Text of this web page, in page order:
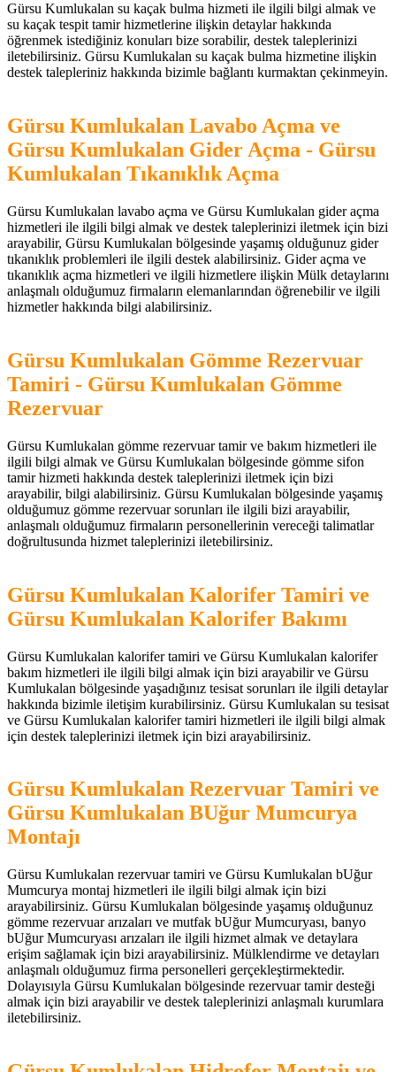
Gürsu Kumlukalan su kaçak bulma hizmeti ile ilgili bilgi almak ve
su kaçak tespit tamir hizmetlerine ilişkin detaylar hakkında
öğrenmek istediğiniz konuları bize sorabilir, destek taleplerinizi
iletebilirsiniz. Gürsu Kumlukalan su kaçak bulma hizmetine ilişkin
destek talepleriniz hakkında bizimle bağlantı kurmaktan çekinmeyin.
Gürsu Kumlukalan Lavabo Açma ve
Gürsu Kumlukalan Gider Açma - Gürsu
Kumlukalan Tıkanıklık Açma
Gürsu Kumlukalan lavabo açma ve Gürsu Kumlukalan gider açma
hizmetleri ile ilgili bilgi almak ve destek taleplerinizi iletmek için bizi
arayabilir, Gürsu Kumlukalan bölgesinde yaşamış olduğunuz gider
tıkanıklık problemleri ile ilgili destek alabilirsiniz. Gider açma ve
tıkanıklık açma hizmetleri ve ilgili hizmetlere ilişkin Mülk detaylarını
anlaşmalı olduğumuz firmaların elemanlarından öğrenebilir ve ilgili
hizmetler hakkında bilgi alabilirsiniz.
Gürsu Kumlukalan Gömme Rezervuar
Tamiri - Gürsu Kumlukalan Gömme
Rezervuar
Gürsu Kumlukalan gömme rezervuar tamir ve bakım hizmetleri ile
ilgili bilgi almak ve Gürsu Kumlukalan bölgesinde gömme sifon
tamir hizmeti hakkında destek taleplerinizi iletmek için bizi
arayabilir, bilgi alabilirsiniz. Gürsu Kumlukalan bölgesinde yaşamış
olduğumuz gömme rezervuar sorunları ile ilgili bizi arayabilir,
anlaşmalı olduğumuz firmaların personellerinin vereceği talimatlar
doğrultusunda hizmet taleplerinizi iletebilirsiniz.
Gürsu Kumlukalan Kalorifer Tamiri ve
Gürsu Kumlukalan Kalorifer Bakımı
Gürsu Kumlukalan kalorifer tamiri ve Gürsu Kumlukalan kalorifer
bakım hizmetleri ile ilgili bilgi almak için bizi arayabilir ve Gürsu
Kumlukalan bölgesinde yaşadığınız tesisat sorunları ile ilgili detaylar
hakkında bizimle iletişim kurabilirsiniz. Gürsu Kumlukalan su tesisat
ve Gürsu Kumlukalan kalorifer tamiri hizmetleri ile ilgili bilgi almak
için destek taleplerinizi iletmek için bizi arayabilirsiniz.
Gürsu Kumlukalan Rezervuar Tamiri ve
Gürsu Kumlukalan BUğur Mumcurya
Montajı
Gürsu Kumlukalan rezervuar tamiri ve Gürsu Kumlukalan bUğur
Mumcurya montaj hizmetleri ile ilgili bilgi almak için bizi
arayabilirsiniz. Gürsu Kumlukalan bölgesinde yaşamış olduğunuz
gömme rezervuar arızaları ve mutfak bUğur Mumcuryası, banyo
bUğur Mumcuryası arızaları ile ilgili hizmet almak ve detaylara
erişim sağlamak için bizi arayabilirsiniz. Mülklendirme ve detayları
anlaşmalı olduğumuz firma personelleri gerçekleştirmektedir.
Dolayısıyla Gürsu Kumlukalan bölgesinde rezervuar tamir desteği
almak için bizi arayabilir ve destek taleplerinizi anlaşmalı kurumlara
iletebilirsiniz.